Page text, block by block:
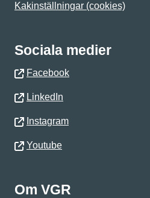
Kakinställningar (cookies)
Sociala medier
Facebook
LinkedIn
Instagram
Youtube
Om VGR